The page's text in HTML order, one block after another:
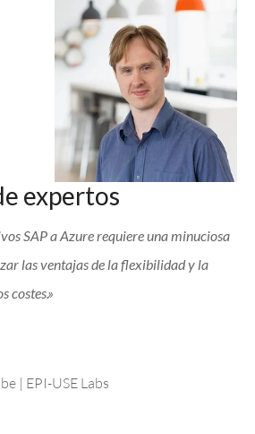
expertos
SAP a Azure requiere una minuciosa
las ventajas de la flexibilidad y la
costes.»
| EPI-USE Labs